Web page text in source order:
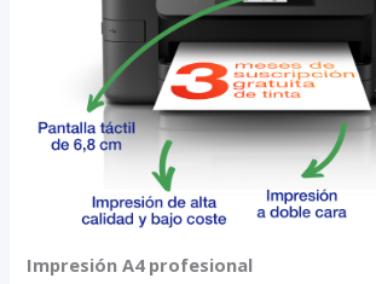
Impresión A4 profesional